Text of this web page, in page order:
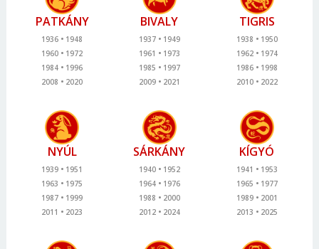
PATKÁNY
1936
1948
1960
1972
1984
1996
2008
2020
BIVALY
1937
1949
1961
1973
1985
1997
2009
2021
TIGRIS
1938
1950
1962
1974
1986
1998
2010
2022
NYÚL
1939
1951
1963
1975
1987
1999
2011
2023
SÁRKÁNY
1940
1952
1964
1976
1988
2000
2012
2024
KÍGYÓ
1941
1953
1965
1977
1989
2001
2013
2025